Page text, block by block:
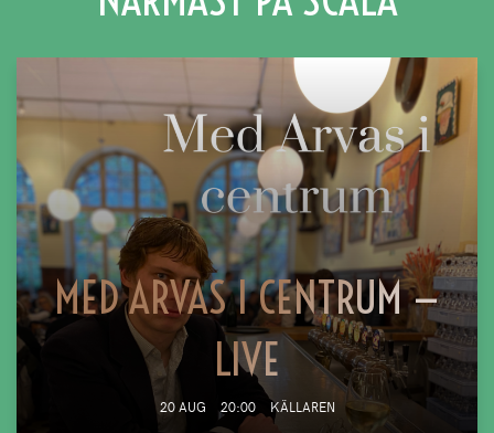
MED ARVAS I CENTRUM —
LIVE
20 AUG 20:00 KÄLLAREN